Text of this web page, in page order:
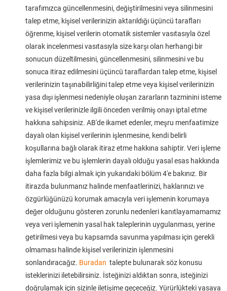
tarafımızca güncellenmesini, değiştirilmesini veya silinmesini
talep etme, kişisel verilerinizin aktarıldığı üçüncü tarafları
öğrenme, kişisel verilerin otomatik sistemler vasıtasıyla özel
olarak incelenmesi vasıtasıyla size karşı olan herhangi bir
sonucun düzeltilmesini, güncellenmesini, silinmesini ve bu
sonuca itiraz edilmesini üçüncü taraflardan talep etme, kişisel
verilerinizin taşınabilirliğini talep etme veya kişisel verilerinizin
yasa dışı işlenmesi nedeniyle oluşan zararların tazminini isteme
ve kişisel verilerinizle ilgili önceden verilmiş onayı iptal etme
hakkına sahipsiniz. AB'de ikamet edenler, meşru menfaatimize
dayalı olan kişisel verilerinin işlenmesine, kendi belirli
koşullarına bağlı olarak itiraz etme hakkına sahiptir. Veri işleme
işlemlerimiz ve bu işlemlerin dayalı olduğu yasal esas hakkında
daha fazla bilgi almak için yukarıdaki bölüm 4'e bakınız. Bir
itirazda bulunmanız halinde menfaatlerinizi, haklarınızı ve
özgürlüğünüzü korumak amacıyla veri işlemenin korumaya
değer olduğunu gösteren zorunlu nedenleri kanıtlayamamamız
veya veri işlemenin yasal hak taleplerinin uygulanması, yerine
getirilmesi veya bu kapsamda savunma yapılması için gerekli
olmaması halinde kişisel verilerinizin işlenmesini
sonlandıracağız. Buradan talepte bulunarak söz konusu
isteklerinizi iletebilirsiniz. İsteğinizi aldıktan sonra, isteğinizi
doğrulamak için sizinle iletişime geçeceğiz. Yürürlükteki yasaya